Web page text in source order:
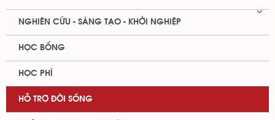
NGHIÊN CỨU - SÁNG TẠO - KHỞI NGHIỆP
HỌC BỔNG
HỌC PHÍ
HỖ TRỢ ĐỜI SỐNG